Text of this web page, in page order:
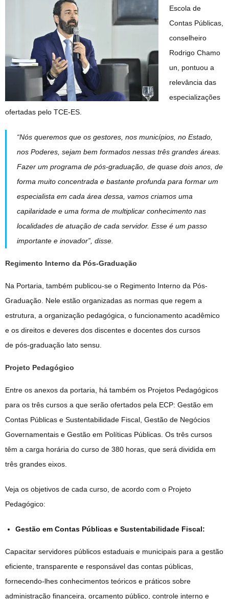
Escola de
Contas Públicas,
conselheiro
Rodrigo Chamo
un, pontuou a
relevância das
especializações
ofertadas pelo TCE-ES.
“Nós queremos que os gestores, nos municípios, no Estado,
nos Poderes, sejam bem formados nessas três grandes áreas.
Fazer um programa de pós-graduação, de quase dois anos, de
forma muito concentrada e bastante profunda para formar um
especialista em cada área dessa, vamos criamos uma
capilaridade e uma forma de multiplicar conhecimento nas
localidades de atuação de cada servidor. Esse é um passo
importante e inovador”, disse.
Regimento Interno da Pós-Graduação
Na Portaria, também publicou-se o Regimento Interno da Pós-
Graduação. Nele estão organizadas as normas que regem a
estrutura, a organização pedagógica, o funcionamento acadêmico
e os direitos e deveres dos discentes e docentes dos cursos
de pós-graduação lato sensu.
Projeto Pedagógico
Entre os anexos da portaria, há também os Projetos Pedagógicos
para os três cursos a que serão ofertados pela ECP: Gestão em
Contas Públicas e Sustentabilidade Fiscal, Gestão de Negócios
Governamentais e Gestão em Políticas Públicas. Os três cursos
têm a carga horária do curso de 380 horas, que será dividida em
três grandes eixos.
Veja os objetivos de cada curso, de acordo com o Projeto
Pedagógico:
Gestão em Contas Públicas e Sustentabilidade Fiscal:
Capacitar servidores públicos estaduais e municipais para a gestão
eficiente, transparente e responsável das contas públicas,
fornecendo-lhes conhecimentos teóricos e práticos sobre
administração financeira, orçamento público, controle interno e